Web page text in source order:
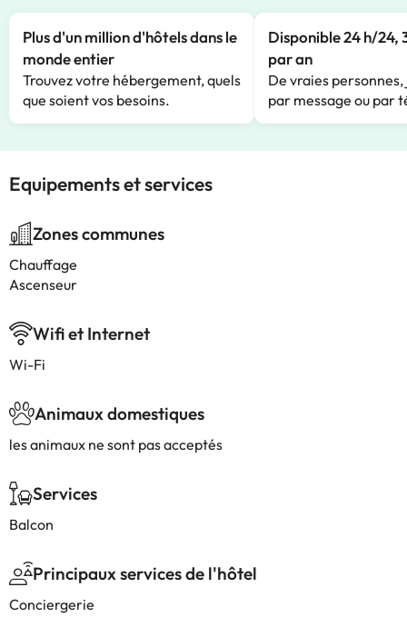
Plus d'un million d'hôtels dans le
monde entier
Trouvez votre hébergement, quels
que soient vos besoins.
Disponible 24 h/24,
par an
De vraies
par message ou par
Equipements et services
Zones communes
Chauffage
Ascenseur
Wifi et Internet
Wi-Fi
Animaux domestiques
les animaux ne sont pas acceptés
Services
Balcon
Principaux services de l'hôtel
Conciergerie